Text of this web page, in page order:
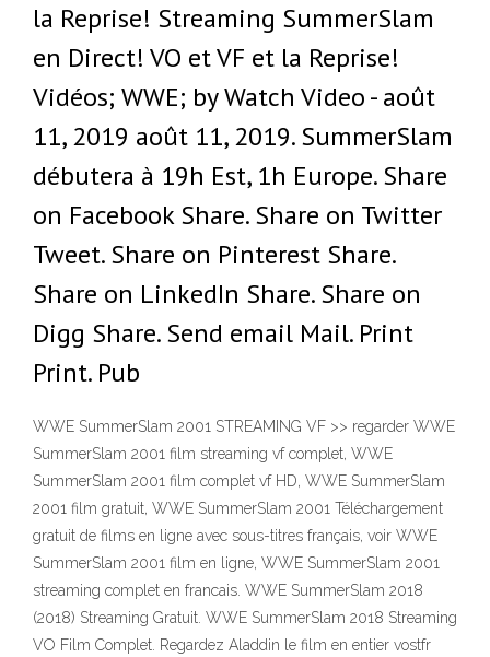
la Reprise! Streaming SummerSlam
en Direct! VO et VF et la Reprise!
Vidéos; WWE; by Watch Video - août
11, 2019 août 11, 2019. SummerSlam
débutera à 19h Est, 1h Europe. Share
on Facebook Share. Share on Twitter
Tweet. Share on Pinterest Share.
Share on LinkedIn Share. Share on
Digg Share. Send email Mail. Print
Print. Pub
WWE SummerSlam 2001 STREAMING VF >> regarder WWE
SummerSlam 2001 film streaming vf complet, WWE
SummerSlam 2001 film complet vf HD, WWE SummerSlam
2001 film gratuit, WWE SummerSlam 2001 Téléchargement
gratuit de films en ligne avec sous-titres français, voir WWE
SummerSlam 2001 film en ligne, WWE SummerSlam 2001
streaming complet en francais. WWE SummerSlam 2018
(2018) Streaming Gratuit. WWE SummerSlam 2018 Streaming
VO Film Complet. Regardez Aladdin le film en entier vostfr